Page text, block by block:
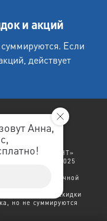
Анна,
и акций
Если
действует
холсте».
«ЛЕНРЕМОНТ»
© 1998-2025
публичной
скидок - скидки
но не суммируются